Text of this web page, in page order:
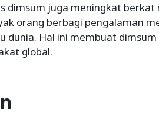
dimsum juga meningkat berkat
orang berbagi pengalaman
dunia. Hal ini membuat
global.